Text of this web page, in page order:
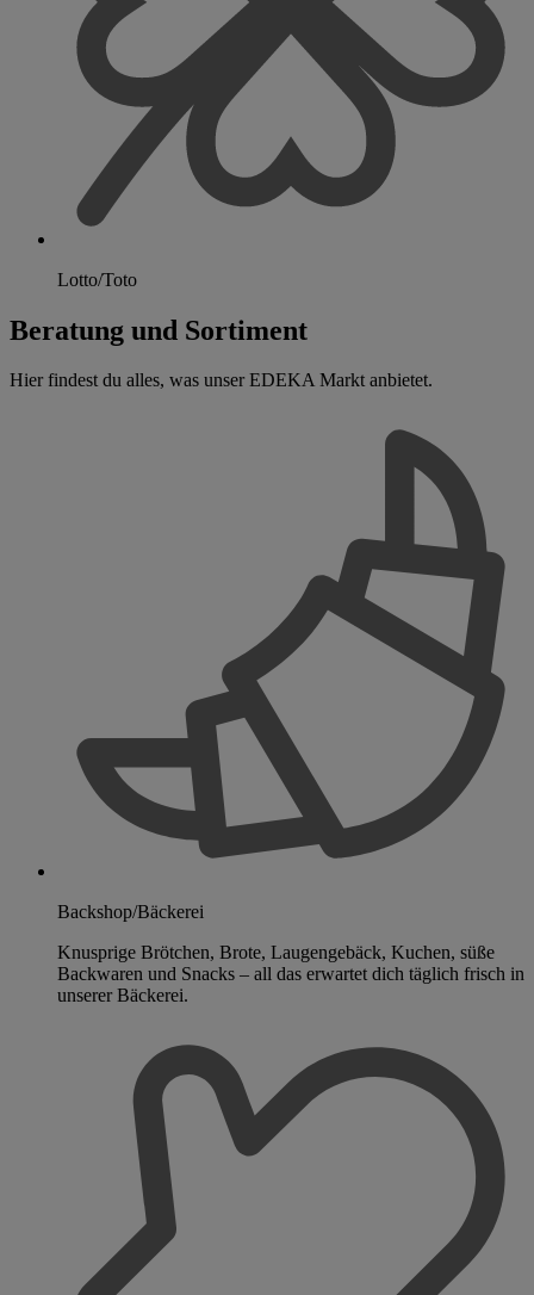
Lotto/Toto
Beratung und Sortiment
Hier findest du alles, was unser EDEKA Markt anbietet.
Backshop/Bäckerei
Knusprige Brötchen, Brote, Laugengebäck, Kuchen, süße
Backwaren und Snacks – all das erwartet dich täglich frisch in
unserer Bäckerei.